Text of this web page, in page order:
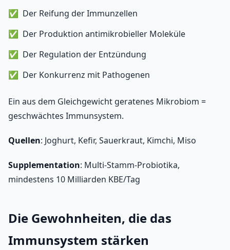
Der Reifung der Immunzellen
Der Produktion antimikrobieller Moleküle
Der Regulation der Entzündung
Der Konkurrenz mit Pathogenen
Ein aus dem Gleichgewicht geratenes Mikrobiom =
geschwächtes Immunsystem.
Quellen: Joghurt, Kefir, Sauerkraut, Kimchi, Miso
Supplementation: Multi-Stamm-Probiotika,
mindestens 10 Milliarden KBE/Tag
Die Gewohnheiten, die das
Immunsystem stärken